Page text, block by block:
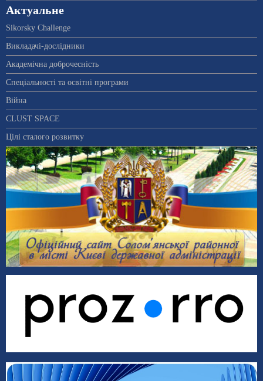
Актуальне
Sikorsky Challenge
Викладачі-дослідники
Академічна доброчесність
Спеціальності та освітні програми
Війна
CLUST SPACE
Цілі сталого розвитку